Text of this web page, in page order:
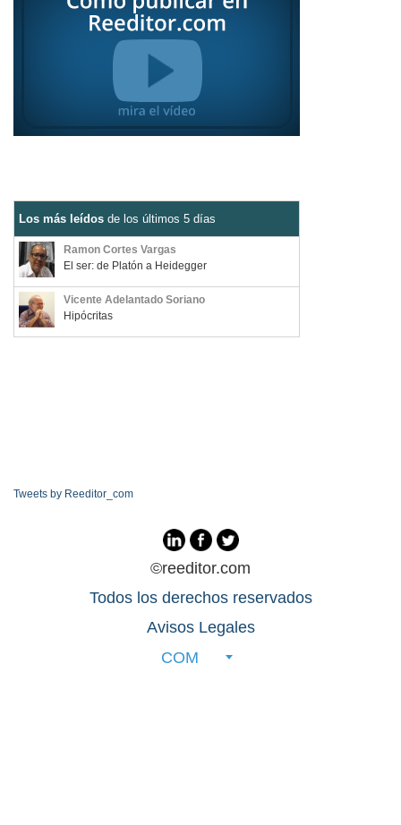
Los más leídos de los últimos 5 días
Ramon Cortes Vargas
El ser: de Platón a Heidegger
Vicente Adelantado Soriano
Hipócritas
Tweets by Reeditor_com
©reeditor.com
Todos los derechos reservados
Avisos Legales